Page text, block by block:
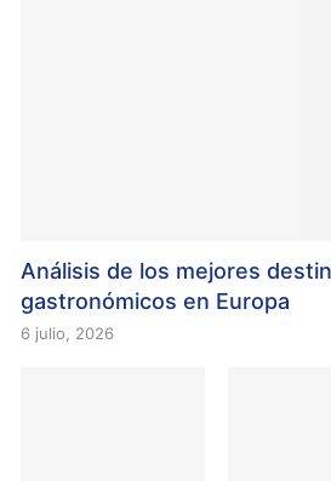
Análisis de los mejores
gastronómicos en Europa
6 julio, 2026